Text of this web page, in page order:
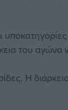
του αγώνα
Η